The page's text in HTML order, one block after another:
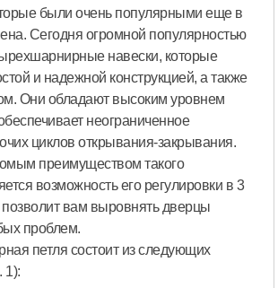
были очень популярными еще в
Сегодня огромной популярностью
навески, которые
и надежной конструкцией, а также
Они обладают высоким уровнем
неограниченное
циклов открывания-закрывания.
преимуществом такого
возможность его регулировки в 3
позволит вам выровнять дверцы
проблем.
петля состоит из следующих
1):